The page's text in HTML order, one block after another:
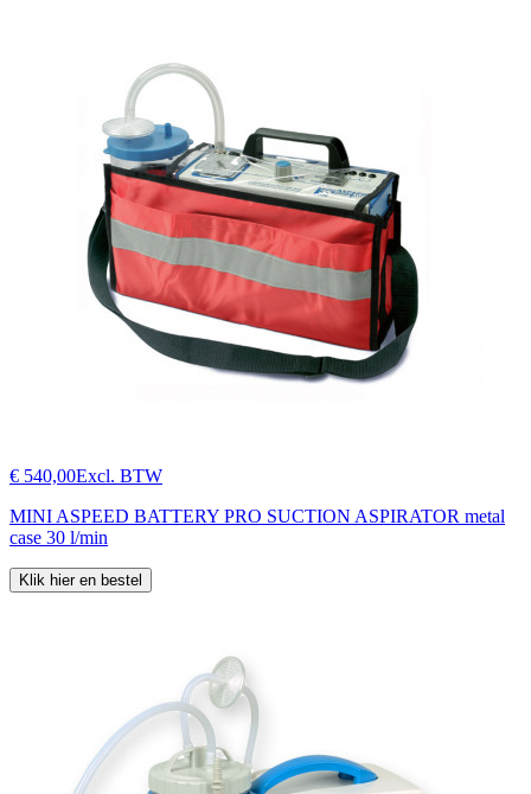
€ 540,00Excl. BTW
MINI ASPEED BATTERY PRO SUCTION ASPIRATOR metal
case 30 l/min
Klik hier en bestel